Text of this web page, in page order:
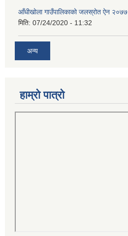
आँधीखोला गाउँपालिकाको जलस्रोत ऐन २०७७
मिति: 07/24/2020 - 11:32
अन्य
हाम्रो पात्रो